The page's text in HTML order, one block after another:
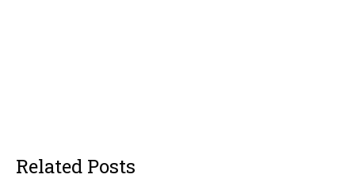
Related Posts